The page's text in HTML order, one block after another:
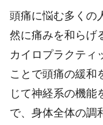
頭痛に悩む多くの
然に痛みを和らげ
カイロプラクティ
ことで頭痛の緩和
じて神経系の機能
で、身体全体の調